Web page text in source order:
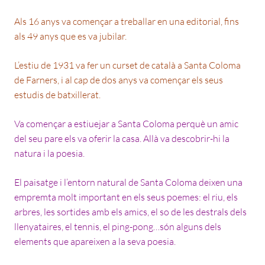
Als 16 anys va començar a treballar en una editorial, fins
als 49 anys que es va jubilar.
L’estiu de 1931 va fer un curset de català a Santa Coloma
de Farners, i al cap de dos anys va començar els seus
estudis de batxillerat.
Va començar a estiuejar a Santa Coloma perquè un amic
del seu pare els va oferir la casa. Allà va descobrir-hi la
natura i la poesia.
El paisatge i l’entorn natural de Santa Coloma deixen una
empremta molt important en els seus poemes: el riu, els
arbres, les sortides amb els amics, el so de les destrals dels
llenyataires, el tennis, el ping-pong…són alguns dels
elements que apareixen a la seva poesia.